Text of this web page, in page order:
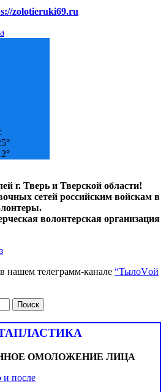
zolotieruki69.ru
г. Тверь и Тверской области!
сетей российским войскам в
волонтерская организация
нашем телеграмм-канале “ТылоVой
ОМОЛОЖЕНИЕ ЛИЦА